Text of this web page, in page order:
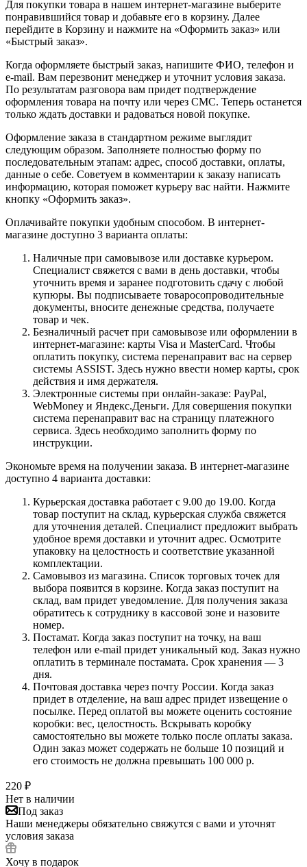
Для покупки товара в нашем интернет-магазине выберите
понравившийся товар и добавьте его в корзину. Далее
перейдите в Корзину и нажмите на «Оформить заказ» или
«Быстрый заказ».
Когда оформляете быстрый заказ, напишите ФИО, телефон и
e-mail. Вам перезвонит менеджер и уточнит условия заказа.
По результатам разговора вам придет подтверждение
оформления товара на почту или через СМС. Теперь останется
только ждать доставки и радоваться новой покупке.
Оформление заказа в стандартном режиме выглядит
следующим образом. Заполняете полностью форму по
последовательным этапам: адрес, способ доставки, оплаты,
данные о себе. Советуем в комментарии к заказу написать
информацию, которая поможет курьеру вас найти. Нажмите
кнопку «Оформить заказ».
Оплачивайте покупки удобным способом. В интернет-
магазине доступно 3 варианта оплаты:
Наличные при самовывозе или доставке курьером.
Специалист свяжется с вами в день доставки, чтобы
уточнить время и заранее подготовить сдачу с любой
купюры. Вы подписываете товаросопроводительные
документы, вносите денежные средства, получаете
товар и чек.
Безналичный расчет при самовывозе или оформлении в
интернет-магазине: карты Visa и MasterCard. Чтобы
оплатить покупку, система перенаправит вас на сервер
системы ASSIST. Здесь нужно ввести номер карты, срок
действия и имя держателя.
Электронные системы при онлайн-заказе: PayPal,
WebMoney и Яндекс.Деньги. Для совершения покупки
система перенаправит вас на страницу платежного
сервиса. Здесь необходимо заполнить форму по
инструкции.
Экономьте время на получении заказа. В интернет-магазине
доступно 4 варианта доставки:
Курьерская доставка работает с 9.00 до 19.00. Когда
товар поступит на склад, курьерская служба свяжется
для уточнения деталей. Специалист предложит выбрать
удобное время доставки и уточнит адрес. Осмотрите
упаковку на целостность и соответствие указанной
комплектации.
Самовывоз из магазина. Список торговых точек для
выбора появится в корзине. Когда заказ поступит на
склад, вам придет уведомление. Для получения заказа
обратитесь к сотруднику в кассовой зоне и назовите
номер.
Постамат. Когда заказ поступит на точку, на ваш
телефон или e-mail придет уникальный код. Заказ нужно
оплатить в терминале постамата. Срок хранения — 3
дня.
Почтовая доставка через почту России. Когда заказ
придет в отделение, на ваш адрес придет извещение о
посылке. Перед оплатой вы можете оценить состояние
коробки: вес, целостность. Вскрывать коробку
самостоятельно вы можете только после оплаты заказа.
Один заказ может содержать не больше 10 позиций и
его стоимость не должна превышать 100 000 р.
220 ₽
Нет в наличии
Под заказ
Наши менеджеры обязательно свяжутся с вами и уточнят
условия заказа
Хочу в подарок